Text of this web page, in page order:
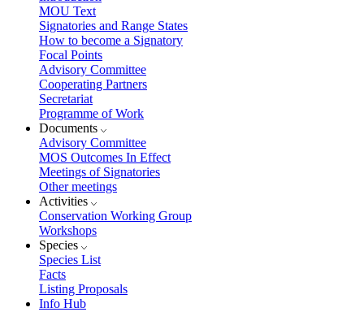
MOU Text
Signatories and Range States
How to become a Signatory
Focal Points
Advisory Committee
Cooperating Partners
Secretariat
Programme of Work
Documents
Advisory Committee
MOS Outcomes In Effect
Meetings of Signatories
Other meetings
Activities
Conservation Working Group
Workshops
Species
Species List
Facts
Listing Proposals
Info Hub